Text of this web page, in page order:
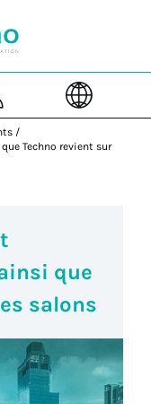
/
Techno revient sur
que
salons